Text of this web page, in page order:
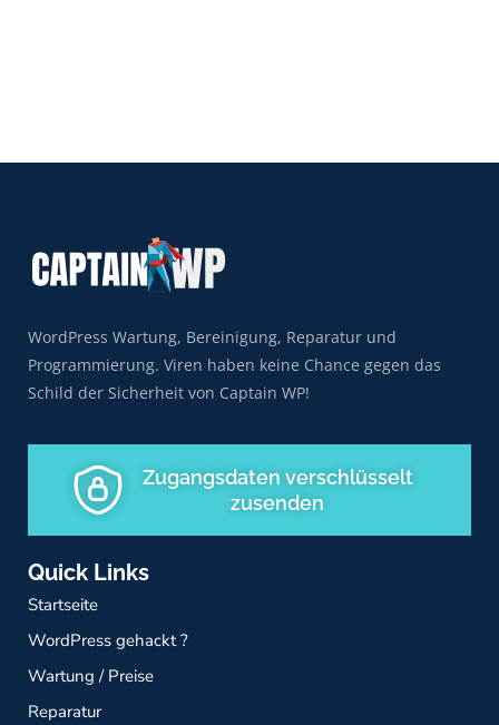
WordPress Wartung, Bereinigung, Reparatur und
Programmierung. Viren haben keine Chance gegen das
Schild der Sicherheit von Captain WP!
Zugangsdaten verschlüsselt
zusenden
Quick Links
Startseite
WordPress gehackt ?
Wartung / Preise
Reparatur